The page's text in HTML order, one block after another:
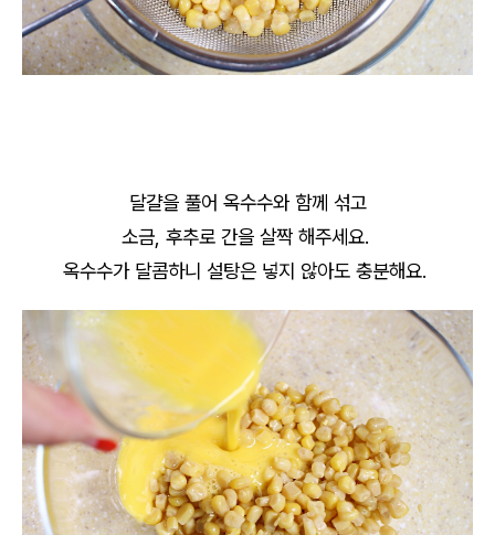
달걀을 풀어 옥수수와 함께 섞고
소금, 후추로 간을 살짝 해주세요.
옥수수가 달콤하니 설탕은 넣지 않아도 충분해요.